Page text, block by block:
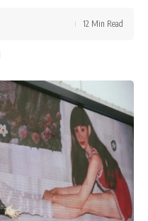
12 Min Read